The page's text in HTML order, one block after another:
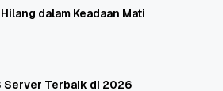
dalam Keadaan Mati
Server Terbaik di 2026